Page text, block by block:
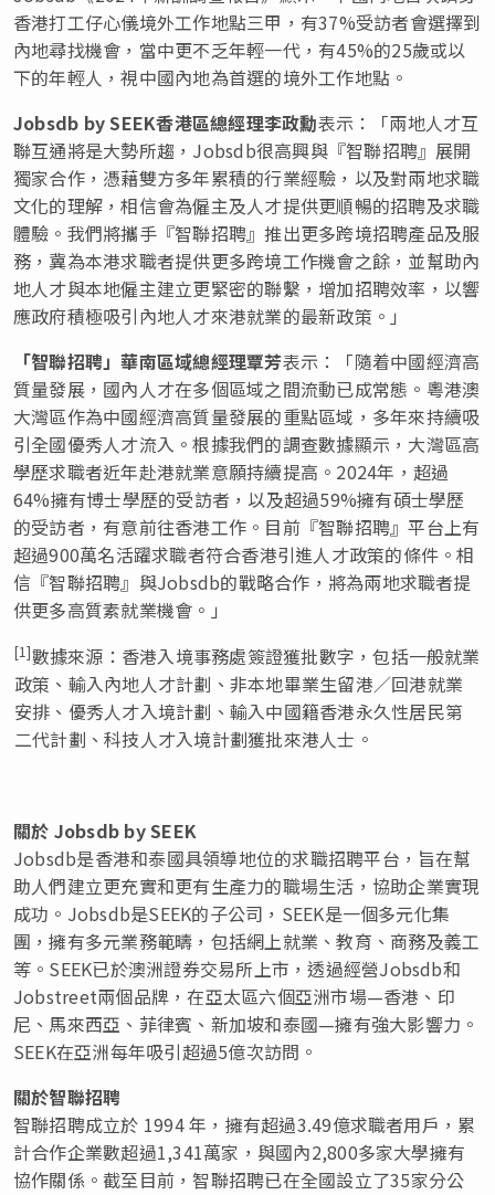
香港打工仔心儀境外工作地點三甲，有37%受訪者會選擇到
內地尋找機會，當中更不乏年輕一代，有45%的25歲或以
下的年輕人，視中國內地為首選的境外工作地點。
Jobsdb by SEEK香港區總經理李政勳表示：「兩地人才互
聯互通將是大勢所趨，Jobsdb很高興與『智聯招聘』展開
獨家合作，憑藉雙方多年累積的行業經驗，以及對兩地求職
文化的理解，相信會為僱主及人才提供更順暢的招聘及求職
體驗。我們將攜手『智聯招聘』推出更多跨境招聘產品及服
務，冀為本港求職者提供更多跨境工作機會之餘，並幫助內
地人才與本地僱主建立更緊密的聯繫，增加招聘效率，以響
應政府積極吸引內地人才來港就業的最新政策。」
「智聯招聘」華南區域總經理覃芳表示：「隨着中國經濟高
質量發展，國內人才在多個區域之間流動已成常態。粵港澳
大灣區作為中國經濟高質量發展的重點區域，多年來持續吸
引全國優秀人才流入。根據我們的調查數據顯示，大灣區高
學歷求職者近年赴港就業意願持續提高。2024年，超過
64%擁有博士學歷的受訪者，以及超過59%擁有碩士學歷
的受訪者，有意前往香港工作。目前『智聯招聘』平台上有
超過900萬名活躍求職者符合香港引進人才政策的條件。相
信『智聯招聘』與Jobsdb的戰略合作，將為兩地求職者提
供更多高質素就業機會。」
[1]數據來源：香港入境事務處簽證獲批數字，包括一般就業
政策、輸入內地人才計劃、非本地畢業生留港／回港就業
安排、優秀人才入境計劃、輸入中國籍香港永久性居民第
二代計劃、科技人才入境計劃獲批來港人士。
關於 Jobsdb by SEEK
Jobsdb是香港和泰國具領導地位的求職招聘平台，旨在幫
助人們建立更充實和更有生產力的職場生活，協助企業實現
成功。Jobsdb是SEEK的子公司，SEEK是一個多元化集
團，擁有多元業務範疇，包括網上就業、教育、商務及義工
等。SEEK已於澳洲證券交易所上市，透過經營Jobsdb和
Jobstreet兩個品牌，在亞太區六個亞洲市場—香港、印
尼、馬來西亞、菲律賓、新加坡和泰國—擁有強大影響力。
SEEK在亞洲每年吸引超過5億次訪問。
關於智聯招聘
智聯招聘成立於 1994 年，擁有超過3.49億求職者用戶，累
計合作企業數超過1,341萬家，與國內2,800多家大學擁有
協作關係。截至目前，智聯招聘已在全國設立了35家分公